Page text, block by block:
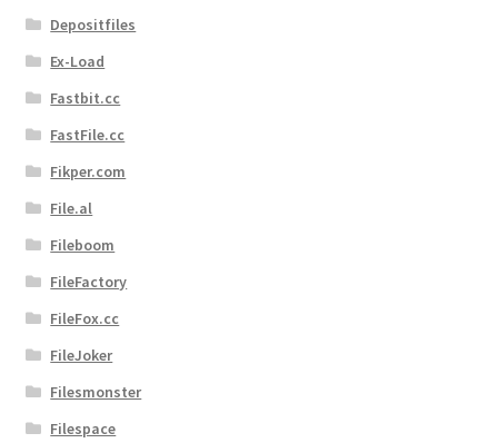
Depositfiles
Ex-Load
Fastbit.cc
FastFile.cc
Fikper.com
File.al
Fileboom
FileFactory
FileFox.cc
FileJoker
Filesmonster
Filespace